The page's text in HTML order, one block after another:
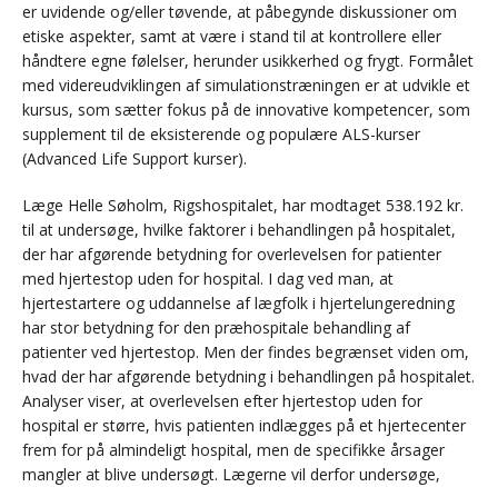
er uvidende og/eller tøvende, at påbegynde diskussioner om
etiske aspekter, samt at være i stand til at kontrollere eller
håndtere egne følelser, herunder usikkerhed og frygt. Formålet
med videreudviklingen af simulationstræningen er at udvikle et
kursus, som sætter fokus på de innovative kompetencer, som
supplement til de eksisterende og populære ALS-kurser
(Advanced Life Support kurser).
Læge Helle Søholm, Rigshospitalet, har modtaget 538.192 kr.
til at undersøge, hvilke faktorer i behandlingen på hospitalet,
der har afgørende betydning for overlevelsen for patienter
med hjertestop uden for hospital. I dag ved man, at
hjertestartere og uddannelse af lægfolk i hjertelungeredning
har stor betydning for den præhospitale behandling af
patienter ved hjertestop. Men der findes begrænset viden om,
hvad der har afgørende betydning i behandlingen på hospitalet.
Analyser viser, at overlevelsen efter hjertestop uden for
hospital er større, hvis patienten indlægges på et hjertecenter
frem for på almindeligt hospital, men de specifikke årsager
mangler at blive undersøgt. Lægerne vil derfor undersøge,